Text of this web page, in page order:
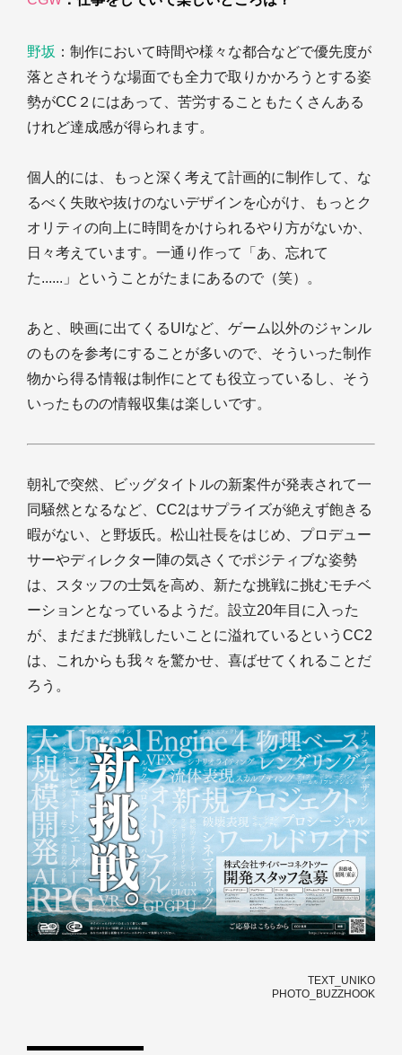
野坂 ：制作において時間や様々な都合などで優先度が
落とされそうな場面でも全力で取りかかろうとする姿
勢がCC２にはあって、苦労することもたくさんある
けれど達成感が得られます。
個人的には、もっと深く考えて計画的に制作して、な
るべく失敗や抜けのないデザインを心がけ、もっとク
オリティの向上に時間をかけられるやり方がないか、
日々考えています。一通り作って「あ、忘れて
た......」ということがたまにあるので（笑）。
あと、映画に出てくるUIなど、ゲーム以外のジャンル
のものを参考にすることが多いので、そういった制作
物から得る情報は制作にとても役立っているし、そう
いったものの情報収集は楽しいです。
朝礼で突然、ビッグタイトルの新案件が発表されて一
同騒然となるなど、CC2はサプライズが絶えず飽きる
暇がない、と野坂氏。松山社長をはじめ、プロデュー
サーやディレクター陣の気さくでポジティブな姿勢
は、スタッフの士気を高め、新たな挑戦に挑むモチベ
ーションとなっているようだ。設立20年目に入った
が、まだまだ挑戦したいことに溢れているというCC2
は、これからも我々を驚かせ、喜ばせてくれることだ
ろう。
TEXT_UNIKO
PHOTO_BUZZHOOK